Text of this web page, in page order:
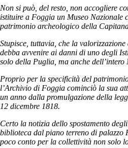
Non si può, del resto, non accogliere
istituire a Foggia un Museo Nazionale
patrimonio archeologico della
Stupisce, tuttavia, che la
debba avvenire ai danni di uno degli
solo della Puglia, ma anche dell’intero
Proprio per la specificità del
l’Archivio di Foggia cominciò la sua
un anno dalla promulgazione della
12 dicembre 1818.
Certo la notizia dello spostamento
biblioteca dal piano terreno di palazzo
poco conto per la collettività non solo